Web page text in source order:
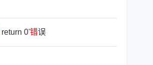
return 0'错误